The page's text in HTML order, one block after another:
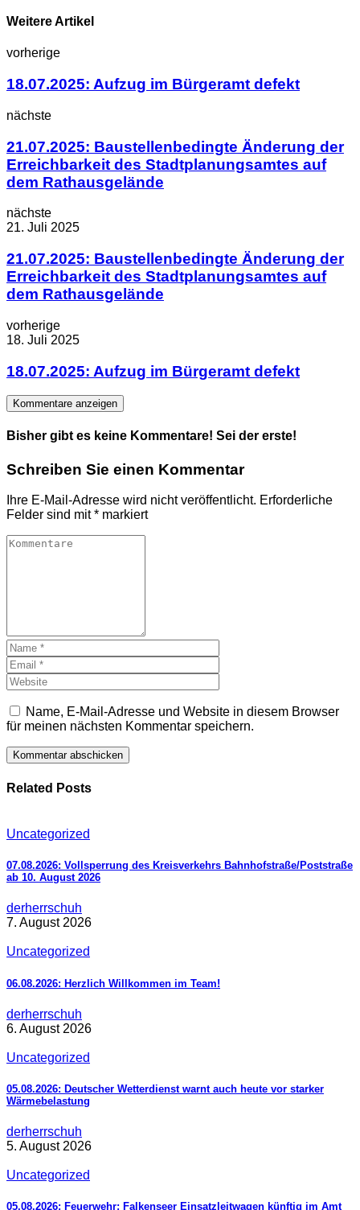
Weitere Artikel
vorherige
18.07.2025: Aufzug im Bürgeramt defekt
nächste
21.07.2025: Baustellenbedingte Änderung der
Erreichbarkeit des Stadtplanungsamtes auf
dem Rathausgelände
nächste
21. Juli 2025
21.07.2025: Baustellenbedingte Änderung der
Erreichbarkeit des Stadtplanungsamtes auf
dem Rathausgelände
vorherige
18. Juli 2025
18.07.2025: Aufzug im Bürgeramt defekt
Kommentare anzeigen
Bisher gibt es keine Kommentare! Sei der erste!
Schreiben Sie einen Kommentar
Ihre E-Mail-Adresse wird nicht veröffentlicht. Erforderliche
Felder sind mit* markiert
Name, E-Mail-Adresse und Website in diesem Browser
für meinen nächsten Kommentar speichern.
Related Posts
Uncategorized
07.08.2026: Vollsperrung des Kreisverkehrs Bahnhofstraße/Poststraße
ab 10. August 2026
derherrschuh
7. August 2026
Uncategorized
06.08.2026: Herzlich Willkommen im Team!
derherrschuh
6. August 2026
Uncategorized
05.08.2026: Deutscher Wetterdienst warnt auch heute vor starker
Wärmebelastung
derherrschuh
5. August 2026
Uncategorized
05.08.2026: Feuerwehr: Falkenseer Einsatzleitwagen künftig im Amt